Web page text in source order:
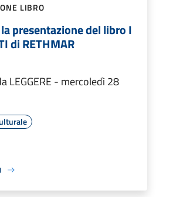
LIBRO
presentazione del libro I
di RETHMAR
LEGGERE - mercoledì 28